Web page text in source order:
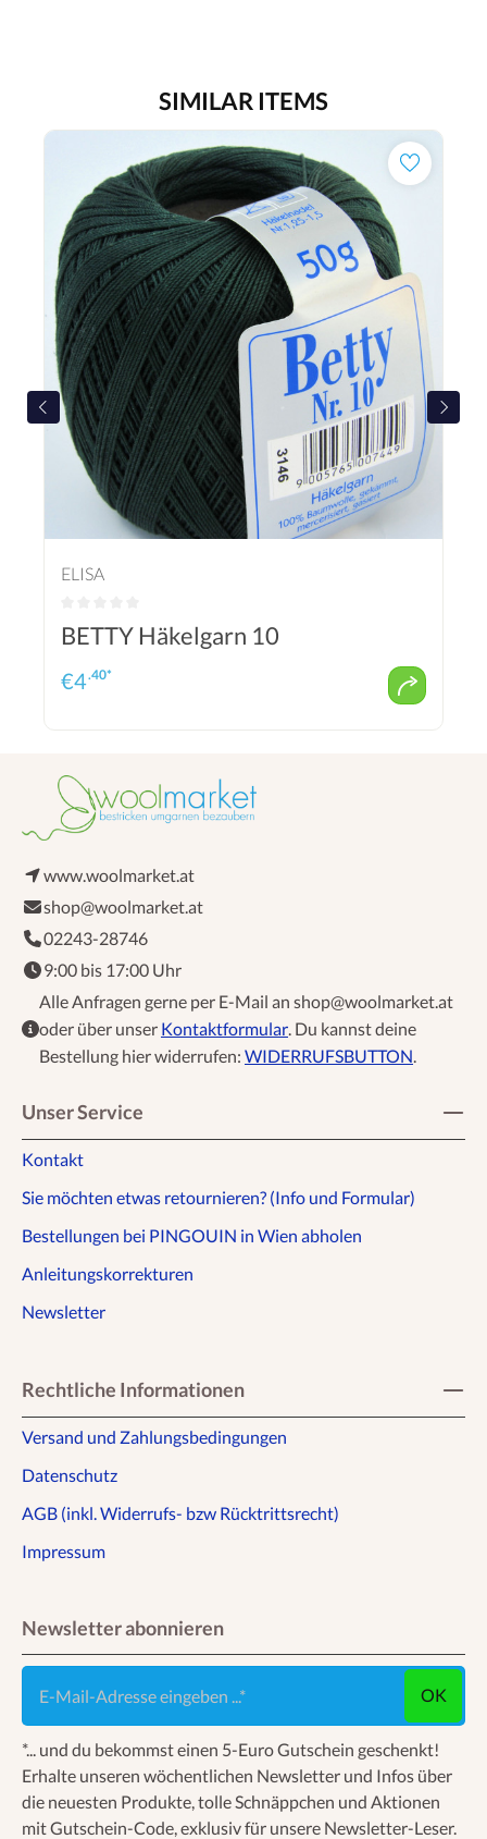
SIMILAR ITEMS
ELISA
BETTY Häkelgarn 10
€4.40*
www.woolmarket.at
shop@woolmarket.at
02243-28746
9:00 bis 17:00 Uhr
Alle Anfragen gerne per E-Mail an shop@woolmarket.at
oder über unser Kontaktformular. Du kannst deine
Bestellung hier widerrufen: WIDERRUFSBUTTON.
Unser Service
Kontakt
Sie möchten etwas retournieren? (Info und Formular)
Bestellungen bei PINGOUIN in Wien abholen
Anleitungskorrekturen
Newsletter
Rechtliche Informationen
Versand und Zahlungsbedingungen
Datenschutz
AGB (inkl. Widerrufs- bzw Rücktrittsrecht)
Impressum
Newsletter abonnieren
E-Mail-Adresse eingeben ...
OK
*... und du bekommst einen 5-Euro Gutschein geschenkt!
Erhalte unseren wöchentlichen Newsletter und Infos über
die neuesten Produkte, tolle Schnäppchen und Aktionen
mit Gutschein-Code, exklusiv für unsere Newsletter-Leser.